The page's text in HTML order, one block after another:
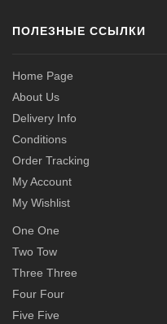
ПОЛЕЗНЫЕ ССЫЛКИ
Home Page
About Us
Delivery Info
Conditions
Order Tracking
My Account
My Wishlist
One One
Two Tow
Three Three
Four Four
Five Five